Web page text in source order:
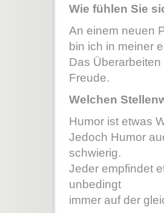
Wie fühlen Sie
An einem neuen
bin ich in meiner
Das
Freude.
Welchen
Humor ist etwas
Jedoch Humor
schwierig.
Jeder empfindet
unbedingt
immer auf der